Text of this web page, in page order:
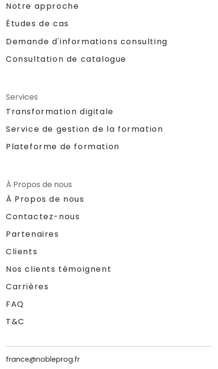
Notre approche
Études de cas
Demande d'informations consulting
Consultation de catalogue
Services
Transformation digitale
Service de gestion de la formation
Plateforme de formation
À Propos de nous
À Propos de nous
Contactez-nous
Partenaires
Clients
Nos clients témoignent
Carrières
FAQ
T&C
france@nobleprog.fr